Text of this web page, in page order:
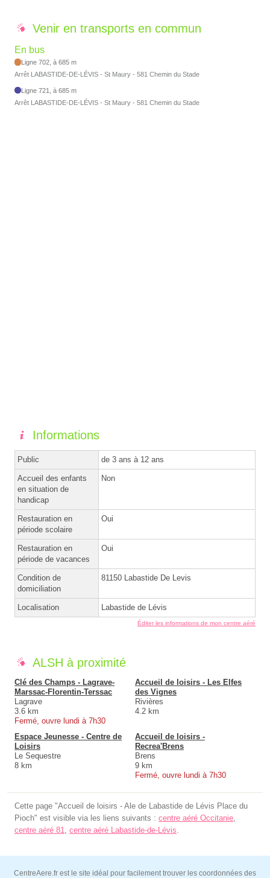
Venir en transports en commun
En bus
Ligne 702, à 685 m
Arrêt LABASTIDE-DE-LÉVIS - St Maury - 581 Chemin du Stade
Ligne 721, à 685 m
Arrêt LABASTIDE-DE-LÉVIS - St Maury - 581 Chemin du Stade
Informations
Public de 3 ans à 12 ans
Accueil des enfants
en situation de
handicap
Non
Restauration en
période scolaire
Oui
Restauration en
période de vacances
Oui
Condition de
domiciliation
81150 Labastide De Levis
Localisation Labastide de Lévis
Éditer les informations de mon centre aéré
ALSH à proximité
Clé des Champs - Lagrave-
Marssac-Florentin-Terssac
Lagrave
3.6 km
Fermé, ouvre lundi à 7h30
Accueil de loisirs - Les Elfes
des Vignes
Rivières
4.2 km
Espace Jeunesse - Centre de
Loisirs
Le Sequestre
8 km
Accueil de loisirs -
Recrea'Brens
Brens
9 km
Fermé, ouvre lundi à 7h30
Cette page "Accueil de loisirs - Ale de Labastide de Lévis Place du
Pioch" est visible via les liens suivants : centre aéré Occitanie
centre aéré 81
centre aéré Labastide-de-Lévis
CentreAere.fr est le site idéal pour facilement trouver les coordonnées des